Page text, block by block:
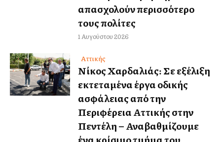
απασχολούν περισσότερο
τους πολίτες
1 Αυγούστου 2026
Αττικής
Νίκος Χαρδαλιάς: Σε εξέλιξη
εκτεταμένα έργα οδικής
ασφάλειας από την
Περιφέρεια Αττικής στην
Πεντέλη – Αναβαθμίζουμε